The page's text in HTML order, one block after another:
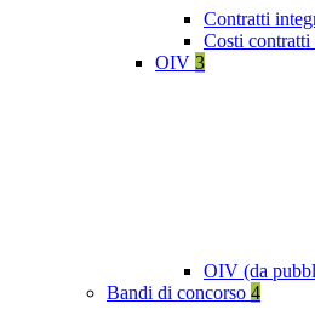
Contratti
Costi
OIV 3
OIV (da
Bandi di concorso 4